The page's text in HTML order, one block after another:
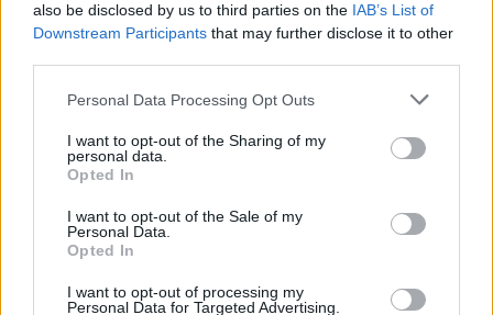
also be disclosed by us to third parties on the IAB’s List of
Downstream Participants that may further disclose it to other
Please note that this website/app uses one or more Google
not limited to your visit or usage behaviour. You may click to
grant or deny consent to Google and its third-party tags to
use your data for below specified purposes in below Google
consent section.
Personal Data Processing Opt Outs
I want to opt-out of the Sharing of my
personal data.
Opted In
I want to opt-out of the Sale of my
Personal Data.
Opted In
I want to opt-out of processing my
Personal Data for Targeted Advertising.